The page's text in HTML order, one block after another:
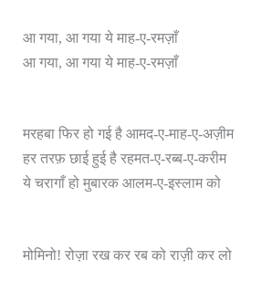
आ गया, आ गया ये माह-ए-रमज़ाँ
आ गया, आ गया ये माह-ए-रमज़ाँ
मरहबा फिर हो गई है आमद-ए-माह-ए-अज़ीम
हर तरफ़ छाई हुई है रहमत-ए-रब्ब-ए-करीम
ये चरागाँ हो मुबारक आलम-ए-इस्लाम को
मोमिनो! रोज़ा रख कर रब को राज़ी कर लो